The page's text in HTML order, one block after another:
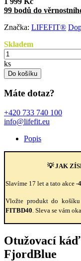
99 bodů do
Značka: LIFEFIT®
Skladem
ks
Do košíku
Máte dotaz?
+420 733 740 100
info@lifefit.eu
Popis
💡 JAK
Slavíme 17 let a tato akce -
Vložte produkt do
FITBD40. Sleva se vám
Otužovací
FjordBlue